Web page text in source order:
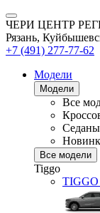
ЧЕРИ ЦЕНТР
Рязань,
+7 (491) 277-77-62
Модели
Модели
Все
Седаны
Все модели
Tiggo
TIGGO